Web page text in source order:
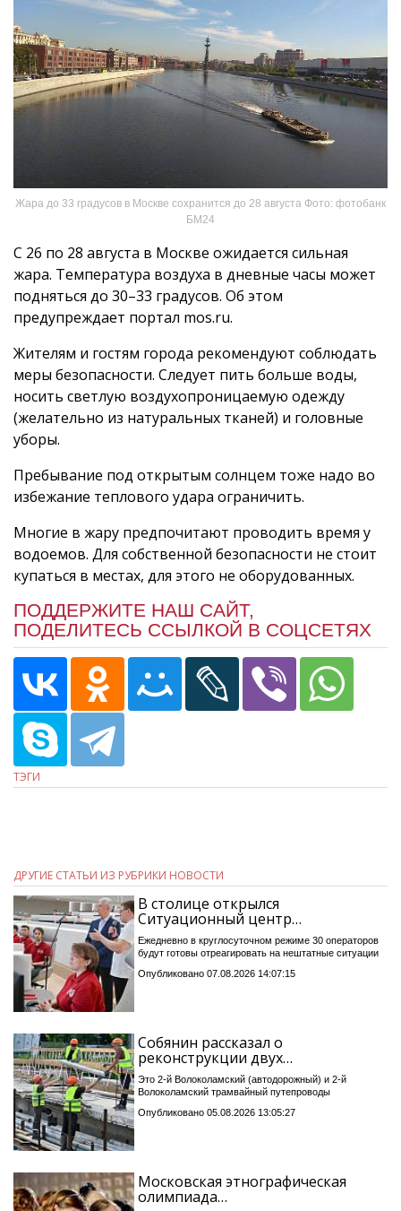
Жара до 33 градусов в Москве сохранится до 28 августа Фото: фотобанк
БМ24
С 26 по 28 августа в Москве ожидается сильная
жара. Температура воздуха в дневные часы может
подняться до 30–33 градусов. Об этом
предупреждает портал mos.ru.
Жителям и гостям города рекомендуют соблюдать
меры безопасности. Следует пить больше воды,
носить светлую воздухопроницаемую одежду
(желательно из натуральных тканей) и головные
уборы.
Пребывание под открытым солнцем тоже надо во
избежание теплового удара ограничить.
Многие в жару предпочитают проводить время у
водоемов. Для собственной безопасности не стоит
купаться в местах, для этого не оборудованных.
ПОДДЕРЖИТЕ НАШ САЙТ,
ПОДЕЛИТЕСЬ ССЫЛКОЙ В СОЦСЕТЯХ
ТЭГИ
ДРУГИЕ СТАТЬИ ИЗ РУБРИКИ НОВОСТИ
В столице открылся
Ситуационный центр…
Ежедневно в круглосуточном режиме 30 операторов
будут готовы отреагировать на нештатные ситуации
Опубликовано 07.08.2026 14:07:15
Собянин рассказал о
реконструкции двух…
Это 2-й Волоколамский (автодорожный) и 2-й
Волоколамский трамвайный путепроводы
Опубликовано 05.08.2026 13:05:27
Московская этнографическая
олимпиада…